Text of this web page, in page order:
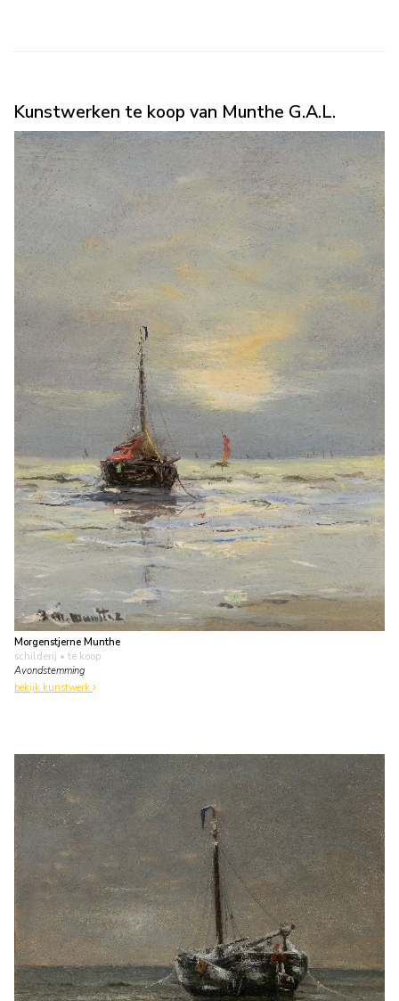
Kunstwerken te koop van Munthe G.A.L.
Morgenstjerne Munthe
schilderij • te koop
Avondstemming
bekijk kunstwerk